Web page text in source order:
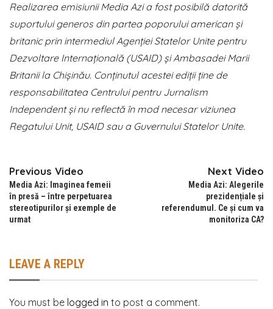
Realizarea emisiunii Media Azi a fost posibilă datorită
suportului generos din partea poporului american și
britanic prin intermediul Agenției Statelor Unite pentru
Dezvoltare Internațională (USAID) și Ambasadei Marii
Britanii la Chișinău. Conținutul acestei ediții ține de
responsabilitatea Centrului pentru Jurnalism
Independent și nu reflectă în mod necesar viziunea
Regatului Unit, USAID sau a Guvernului Statelor Unite.
Previous Video
Media Azi: Imaginea femeii
în presă – între perpetuarea
stereotipurilor și exemple de
urmat
Next Video
Media Azi: Alegerile
prezidențiale și
referendumul. Ce și cum va
monitoriza CA?
LEAVE A REPLY
You must be logged in to post a comment.